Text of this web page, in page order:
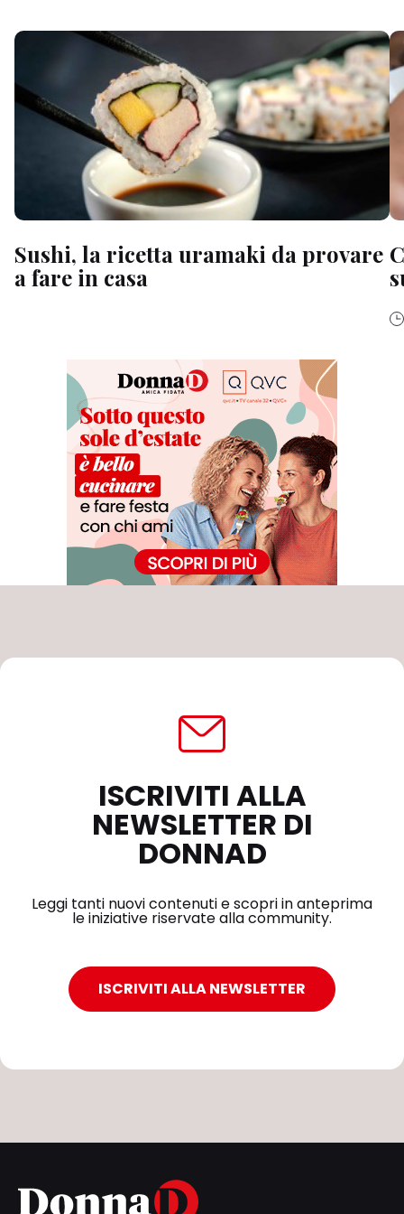
Sushi, la ricetta uramaki da provare
a fare in casa
ISCRIVITI ALLA
NEWSLETTER DI
DONNAD
Leggi tanti nuovi contenuti e scopri in anteprima
le iniziative riservate alla community.
ISCRIVITI ALLA NEWSLETTER